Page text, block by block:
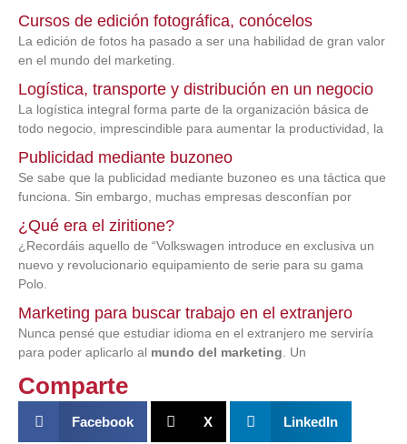
Cursos de edición fotográfica, conócelos
La edición de fotos ha pasado a ser una habilidad de gran valor
en el mundo del marketing.
Logística, transporte y distribución en un negocio
La logística integral forma parte de la organización básica de
todo negocio, imprescindible para aumentar la productividad, la
Publicidad mediante buzoneo
Se sabe que la publicidad mediante buzoneo es una táctica que
funciona. Sin embargo, muchas empresas desconfían por
¿Qué era el ziritione?
¿Recordáis aquello de “Volkswagen introduce en exclusiva un
nuevo y revolucionario equipamiento de serie para su gama
Polo.
Marketing para buscar trabajo en el extranjero
Nunca pensé que estudiar idioma en el extranjero me serviría
para poder aplicarlo al mundo del marketing . Un
Comparte
Facebook X LinkedIn